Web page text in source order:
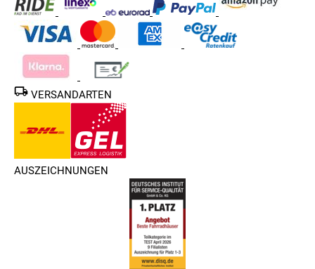
VERSANDARTEN
AUSZEICHNUNGEN